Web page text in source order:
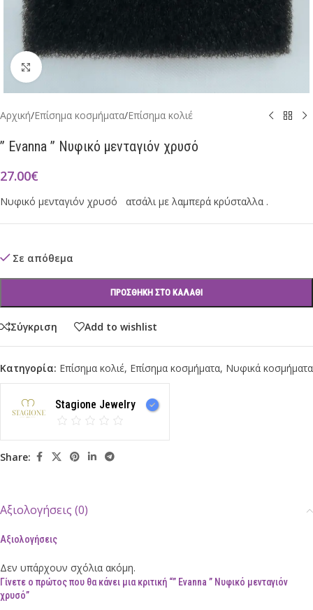
Click to enlarge
Αρχική/Επίσημα κοσμήματα/Επίσημα κολιέ
” Evanna ” Νυφικό μενταγιόν χρυσό
27.00€
Νυφικό μενταγιόν χρυσό ατσάλι με λαμπερά κρύσταλλα .
Σε απόθεμα
ΠΡΟΣΘΉΚΗ ΣΤΟ ΚΑΛΆΘΙ
Σύγκριση Add to wishlist
Κατηγορία: Επίσημα κολιέ, Επίσημα κοσμήματα, Νυφικά κοσμήματα
Stagione Jewelry
Share:
Αξιολογήσεις (0)
Αξιολογήσεις
Δεν υπάρχουν σχόλια ακόμη.
Γίνετε ο πρώτος που θα κάνει μια κριτική “” Evanna ” Νυφικό μενταγιόν
χρυσό”